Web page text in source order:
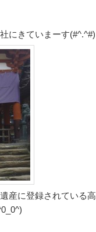
にきていまーす(#^.^#)
産に登録されている